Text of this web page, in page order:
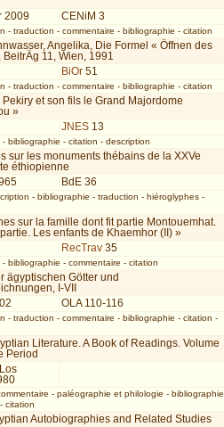
2009
CENiM 3
- traduction - commentaire - bibliographie - citation
Angelika, Die Formel « Öffnen des
BeitrÄg 11, Wien, 1991
BiOr 51
- traduction - commentaire - bibliographie - citation
et son fils le Grand Majordome
»
JNES 13
- bibliographie - citation - description
sur les monuments thébains de la XXVe
éthiopienne
BdE 36
- bibliographie - traduction - hiéroglyphes-
sur la famille dont fit partie Montouemhat.
Les enfants de Khaemhor (II) »
RecTrav 35
- bibliographie - commentaire - citation
ägyptischen Götter und
I-VII
OLA 110-116
- traduction - commentaire - bibliographie - citation -
Literature. A Book of Readings. Volume
Period
- paléographie et philologie - bibliographie
- citation
Autobiographies and Related Studies